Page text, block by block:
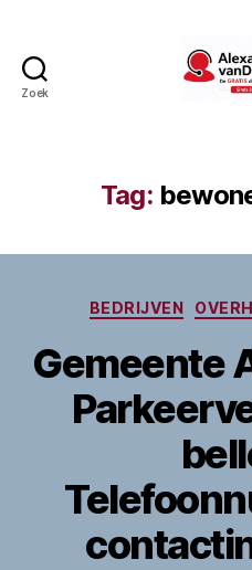
Zoek
Tag:
BEDRIJVEN
Gemeente